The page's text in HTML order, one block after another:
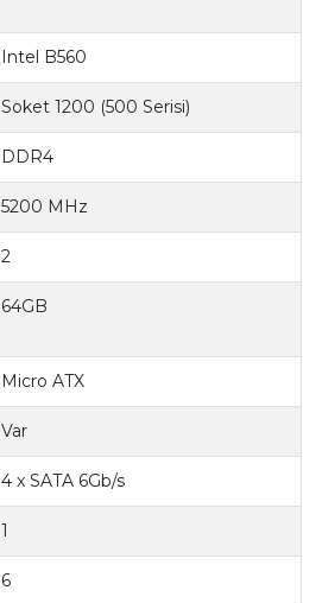
Intel B560
Soket 1200 (500 Serisi)
DDR4
5200 MHz
2
64GB
Micro ATX
Var
4 x SATA 6Gb/s
1
6